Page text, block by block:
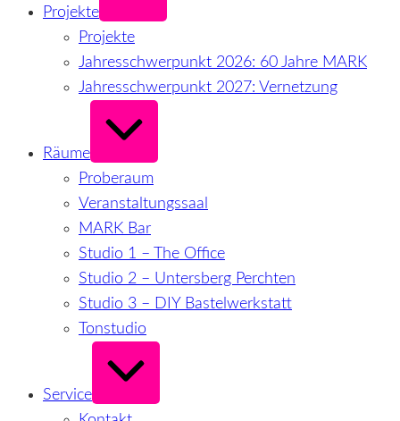
Projekte
Projekte
Jahresschwerpunkt 2026: 60 Jahre MARK
Jahresschwerpunkt 2027: Vernetzung
Räume
Erweitern
Proberaum
Veranstaltungssaal
MARK Bar
Studio 1 – The Office
Studio 2 – Untersberg Perchten
Studio 3 – DIY Bastelwerkstatt
Tonstudio
Service
Erweitern